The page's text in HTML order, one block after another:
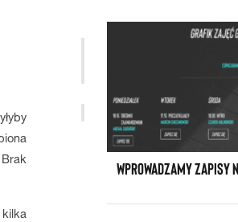
Brak
kilka